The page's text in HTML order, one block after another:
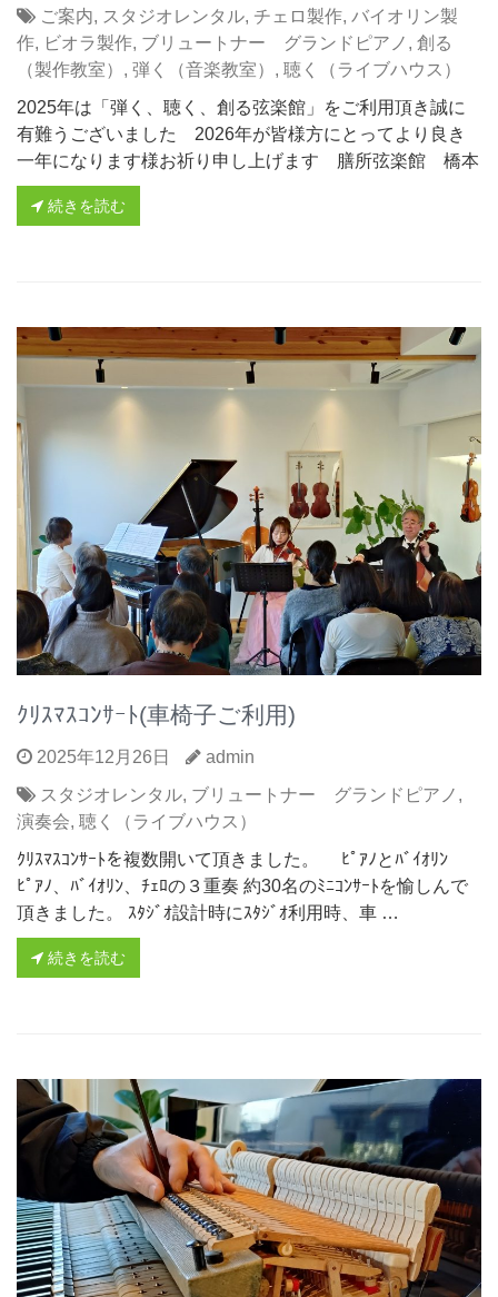
ご案内, スタジオレンタル, チェロ製作, バイオリン製
作, ビオラ製作, ブリュートナー グランドピアノ , 創る
（製作教室） , 弾く（音楽教室） , 聴く（ライブハウス）
2025年は「弾く、聴く、創る弦楽館」をご利用頂き誠に
有難うございました 2026年が皆様方にとってより良き
一年になります様お祈り申し上げます 膳所弦楽館 橋本
続きを読む
ｸﾘｽﾏｽｺﾝｻｰﾄ(車椅子ご利用)
2025年12月26日
admin
スタジオレンタル, ブリュートナー グランドピアノ ,
演奏会, 聴く（ライブハウス）
ｸﾘｽﾏｽｺﾝｻｰﾄを複数開いて頂きました。 ﾋﾟｱﾉとﾊﾞｲｵﾘﾝ
ﾋﾟｱﾉ、ﾊﾞｲｵﾘﾝ、ﾁｪﾛの３重奏 約30名のﾐﾆｺﾝｻｰﾄを愉しんで
頂きました。 ｽﾀｼﾞｵ設計時にｽﾀｼﾞｵ利用時、車 …
続きを読む